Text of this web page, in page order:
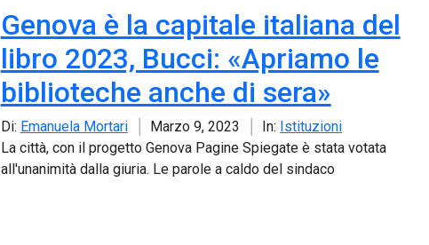
Genova è la capitale italiana del
libro 2023, Bucci: «Apriamo le
biblioteche anche di sera»
Di: Emanuela Mortari Marzo 9, 2023 In: Istituzioni
La città, con il progetto Genova Pagine Spiegate è stata votata
all'unanimità dalla giuria. Le parole a caldo del sindaco